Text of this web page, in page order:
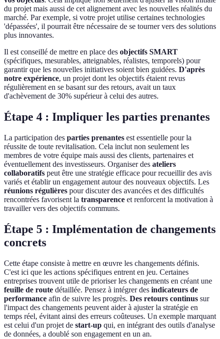
du projet mais aussi de cet alignement avec les nouvelles réalités du
marché. Par exemple, si votre projet utilise certaines technologies
'dépassées', il pourrait être nécessaire de se tourner vers des solutions
plus innovantes.
Il est conseillé de mettre en place des objectifs SMART
(spécifiques, mesurables, atteignables, réalistes, temporels) pour
garantir que les nouvelles initiatives soient bien guidées. D'après
notre expérience, un projet dont les objectifs étaient revus
régulièrement en se basant sur des retours, avait un taux
d'achèvement de 30% supérieur à celui des autres.
Étape 4 : Impliquer les parties prenantes
La participation des parties prenantes est essentielle pour la
réussite de toute revitalisation. Cela inclut non seulement les
membres de votre équipe mais aussi des clients, partenaires et
éventuellement des investisseurs. Organiser des ateliers
collaboratifs peut être une stratégie efficace pour recueillir des avis
variés et établir un engagement autour des nouveaux objectifs. Les
réunions régulières pour discuter des avancées et des difficultés
rencontrées favorisent la transparence et renforcent la motivation à
travailler vers des objectifs communs.
Étape 5 : Implémentation de changements
concrets
Cette étape consiste à mettre en œuvre les changements définis.
C'est ici que les actions spécifiques entrent en jeu. Certaines
entreprises trouvent utile de prioriser les changements en créant une
feuille de route détaillée. Pensez à intégrer des indicateurs de
performance afin de suivre les progrès. Des retours continus sur
l'impact des changements peuvent aider à ajuster la stratégie en
temps réel, évitant ainsi des erreurs coûteuses. Un exemple marquant
est celui d'un projet de start-up qui, en intégrant des outils d'analyse
de données, a doublé son engagement en un an.